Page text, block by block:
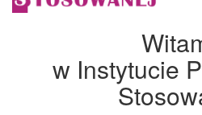
w Instytucie